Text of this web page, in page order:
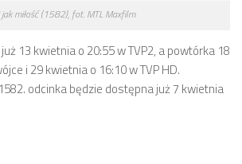
miłość (1582), fot. MTL Maxfilm
13 kwietnia o 20:55 w TVP2, a powtórka 18
i 29 kwietnia o 16:10 w TVP HD.
odcinka będzie dostępna już 7 kwietnia